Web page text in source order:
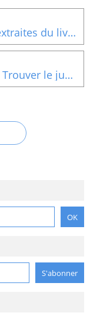
Citations de Sœur Emmanuelle extraites du livre « Une pensée par jour » (Fin)
Extraits du livre d’Anselm Grün « Trouver le juste équilibre vers une vie épanouie »Qu’est ce qui nous enrichit ?